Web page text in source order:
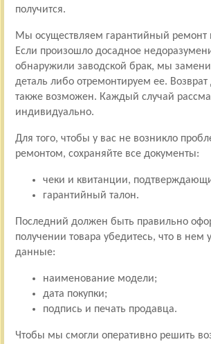
получится.
Мы осуществляем гарантийный ремонт
Если произошло досадное
обнаружили заводской брак, мы
деталь либо отремонтируем ее.
также возможен. Каждый случай
индивидуально.
Для того, чтобы у вас не возникло
ремонтом, сохраняйте все документы:
чеки и квитанции,
гарантийный талон.
Последний должен быть правильно
получении товара убедитесь, что в
данные:
наименование модели;
дата покупки;
подпись и печать продавца.
Чтобы мы смогли оперативно решить